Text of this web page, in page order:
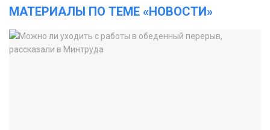
МАТЕРИАЛЫ ПО ТЕМЕ «НОВОСТИ»